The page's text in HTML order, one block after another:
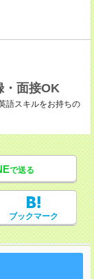
・面接OK
語スキルをお持ちの
で送る
ブックマーク